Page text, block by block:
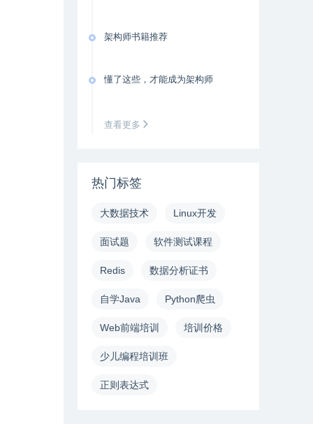
架构师书籍推荐
懂了这些，才能成为架构师
查看更多
热门标签
大数据技术 Linux开发
面试题 软件测试课程
Redis 数据分析证书
自学Java Python爬虫
Web前端培训 培训价格
少儿编程培训班
正则表达式